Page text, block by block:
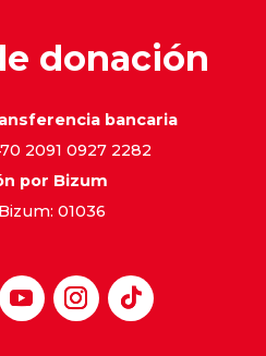
donación
bancaria
2091 0927 2282
por Bizum
01036